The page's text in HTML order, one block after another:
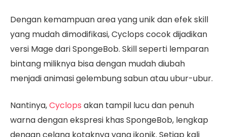
Dengan kemampuan area yang unik dan efek skill
yang mudah dimodifikasi, Cyclops cocok dijadikan
versi Mage dari SpongeBob. Skill seperti lemparan
bintang miliknya bisa dengan mudah diubah
menjadi animasi gelembung sabun atau ubur-ubur.
Nantinya,Cyclops akan tampil lucu dan penuh
warna dengan ekspresi khas SpongeBob, lengkap